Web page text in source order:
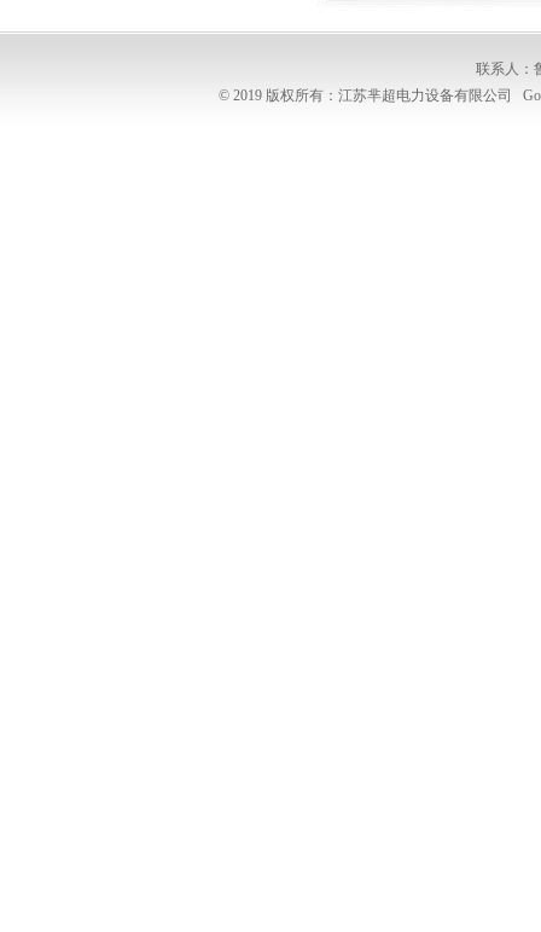
联系人：
© 2019 版权所有：江苏芈超电力设备有限公司